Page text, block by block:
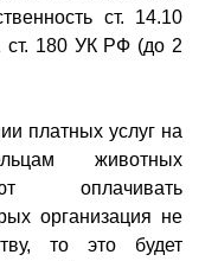
ст. 14.10
180 УК РФ (до 2
платных услуг на
животных
оплачивать
организация не
то это будет